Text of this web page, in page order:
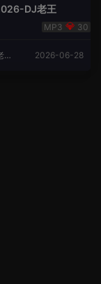
DJ老王
30
王
2026-06-28